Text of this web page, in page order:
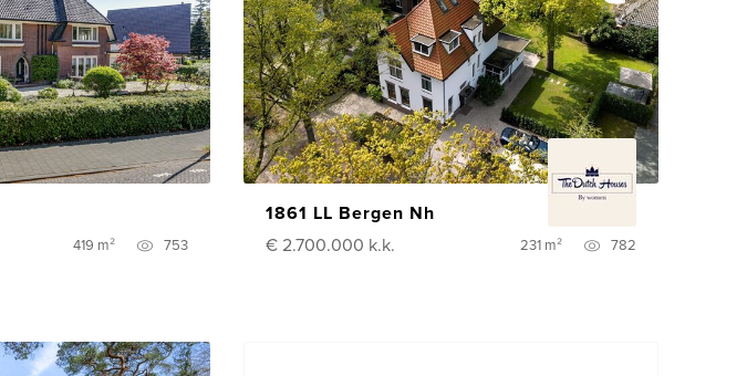
419 m² 753
1861 LL Bergen Nh
€ 2.700.000 k.k. 231 m² 782